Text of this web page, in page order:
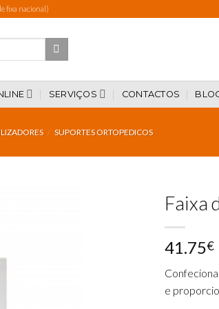
fixa nacional)
SERVIÇOS CONTACTOS
/ SUPORTES ORTOPEDICOS
Faixa
41.75€
e